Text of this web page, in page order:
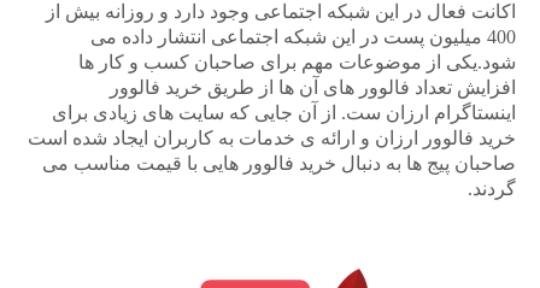
اکانت فعال در این شبکه اجتماعی وجود دارد و روزانه بیش از
400 میلیون پست در این شبکه اجتماعی انتشار داده می
شود.یکی از موضوعات مهم برای صاحبان کسب و کار ها
افزایش تعداد فالوور های آن ها از طریق خرید فالوور
اینستاگرام ارزان ست. از آن جایی که سایت های زیادی برای
خرید فالوور ارزان و ارائه ی خدمات به کاربران ایجاد شده است
صاحبان پیج ها به دنبال خرید فالوور هایی با قیمت مناسب می
گردند.